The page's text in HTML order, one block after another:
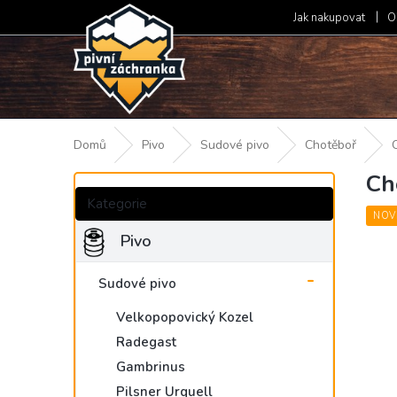
obsah
Jak nakupovat
Domů Pivo Sudové pivo Chotěboř
P
s
r
Přeskočit
kategorie
Kategorie
Pivo
Sudové pivo
Velkopopovický Kozel
Radegast
Gambrinus
Pilsner Urquell